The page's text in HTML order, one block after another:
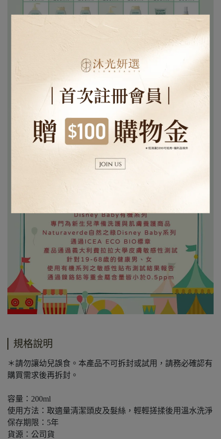
規格說明
＊請勿讓幼兒誤食。本產品不可拆封或試用，請務必確認有
購買需求後再拆封。
容量：200ml
使用方法：取適量清潔頭皮及髮絲，輕輕搓揉後用溫水洗淨
保存期限：5年
貨源：公司貨